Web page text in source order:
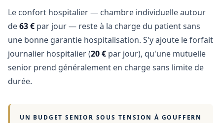
Le confort hospitalier — chambre individuelle autour
de63 € par jour — reste à la charge du patient sans
une bonne garantie hospitalisation. S'y ajoute le forfait
journalier hospitalier (20 € par jour), qu'une mutuelle
senior prend généralement en charge sans limite de
durée.
UN BUDGET SENIOR SOUS TENSION À GOUFFERN